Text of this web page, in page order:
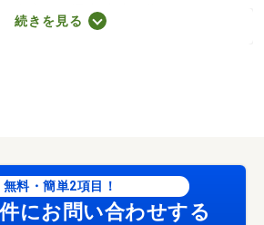
税込）、退去時清掃費：５２２５０
ネット利用料：有料、更新手数料：
家賃等の１００％または１２
店も歓迎】 ネットに掲載中の他社様
ご紹介可能です！お気軽にご相談く
用クレジット決済が可能♪ ／加盟団
続きを見る
無料・簡単2項目！
にお問い合わせする